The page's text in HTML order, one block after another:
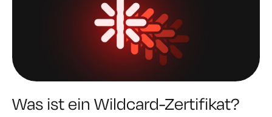
Was ist ein Wildcard-Zertifikat?